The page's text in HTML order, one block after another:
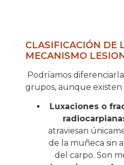
CLASIFICACIÓN DE
MECANISMO
Podríamos
grupos, aunque existen
Luxaciones o
atraviesan
de la muñeca sin
del carpo. Son